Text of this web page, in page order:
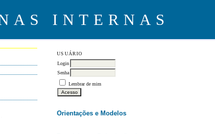
USUÁRIO
Login
Senha
Lembrar de mim
Orientações e Modelos